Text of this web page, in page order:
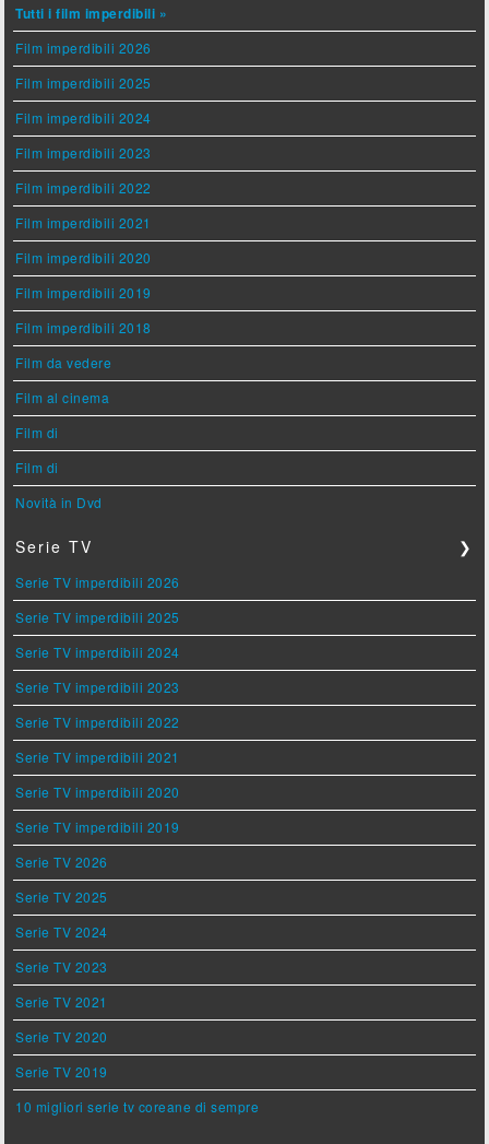
Tutti i film imperdibili »
Film imperdibili 2026
Film imperdibili 2025
Film imperdibili 2024
Film imperdibili 2023
Film imperdibili 2022
Film imperdibili 2021
Film imperdibili 2020
Film imperdibili 2019
Film imperdibili 2018
Film da vedere
Film al cinema
Film di
Film di
Novità in Dvd
Serie TV ❯
Serie TV imperdibili 2026
Serie TV imperdibili 2025
Serie TV imperdibili 2024
Serie TV imperdibili 2023
Serie TV imperdibili 2022
Serie TV imperdibili 2021
Serie TV imperdibili 2020
Serie TV imperdibili 2019
Serie TV 2026
Serie TV 2025
Serie TV 2024
Serie TV 2023
Serie TV 2021
Serie TV 2020
Serie TV 2019
10 migliori serie tv coreane di sempre